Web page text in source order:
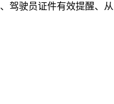
驶员证件有效提醒、